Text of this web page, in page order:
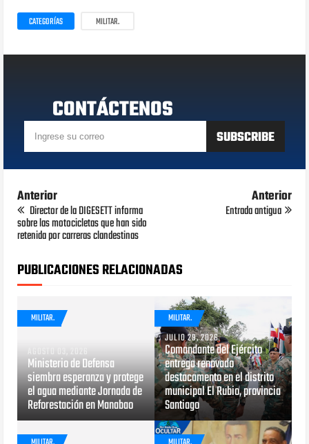
CATEGORÍAS MILITAR.
CONTÁCTENOS
Anterior
Director de la DIGESETT informa
sobre las motocicletas que han sido
retenida por carreras clandestinas
Anterior
Entrada antigua
PUBLICACIONES RELACIONADAS
MILITAR.
AGOSTO 03, 2026
Ministerio de Defensa
siembra esperanza y protege
el agua mediante Jornada de
Reforestación en Manabao
MILITAR.
JULIO 29, 2026
Comandante del Ejército
entrega renovado
destacamento en el distrito
municipal El Rubio, provincia
Santiago